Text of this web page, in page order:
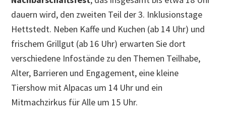
dauern wird, den zweiten Teil der 3. Inklusionstage
Hettstedt. Neben Kaffe und Kuchen (ab 14 Uhr) und
frischem Grillgut (ab 16 Uhr) erwarten Sie dort
verschiedene Infostände zu den Themen Teilhabe,
Alter, Barrieren und Engagement, eine kleine
Tiershow mit Alpacas um 14 Uhr und ein
Mitmachzirkus für Alle um 15 Uhr.